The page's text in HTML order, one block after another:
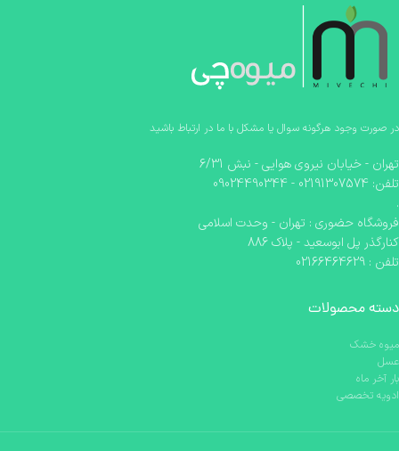
در صورت وجود هرگونه سوال یا مشکل با ما در ارتباط باشید
تهران - خیابان نیروی هوایی - نبش 6/31
تلفن: 02191307574 - 09024490344
.
فروشگاه حضوری : تهران - وحدت اسلامی
کنارگذر پل ابوسعید - پلاک 886
تلفن : 02166464629
دسته محصولات
میوه خشک
عسل
بار آخر ماه
ادویه تخصصی